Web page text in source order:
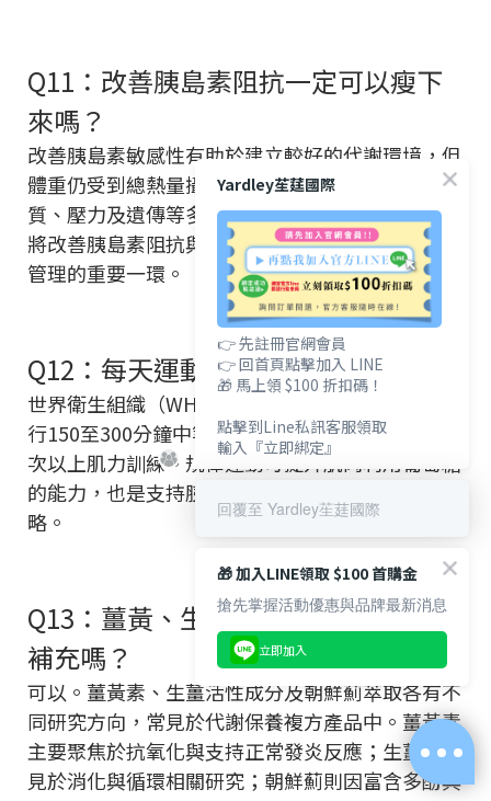
Q11：改善胰島素阻抗一定可以瘦下
來嗎？
改善胰島素敏感性有助於建立較好的代謝環境，但
體重仍受到總熱量攝取、肌肉量、活動量、睡眠品
質、壓力及遺傳等多種因素共同影響。因此，不能
將改善胰島素阻抗與減重畫上等號，而應視為健康
管理的重要一環。
Q12：每天運動多久比較適合？
世界衛生組織（WHO）建議，成年人每週至少進
行150至300分鐘中等強度有氧運動，並搭配每週2
次以上肌力訓練。規律運動可提升肌肉利用葡萄糖
的能力，也是支持胰島素敏感性的重要生活策
略。
Q13：薑黃、生薑與朝鮮薊可以一起
補充嗎？
可以。薑黃素、生薑活性成分及朝鮮薊萃取各有不
同研究方向，常見於代謝保養複方產品中。薑黃素
主要聚焦於抗氧化與支持正常發炎反應；生薑則常
見於消化與循環相關研究；朝鮮薊則因富含多酚與
Yardley苼莛國際
👉 先註冊官網會員
👉 回首頁點擊加入 LINE
🎁 馬上領 $100 折扣碼！
點擊到Line私訊客服領取
輸入『立即綁定』
回覆至 Yardley苼莛國際
🎁 加入LINE領取 $100 首購金
搶先掌握活動優惠與品牌最新消息
立即加入